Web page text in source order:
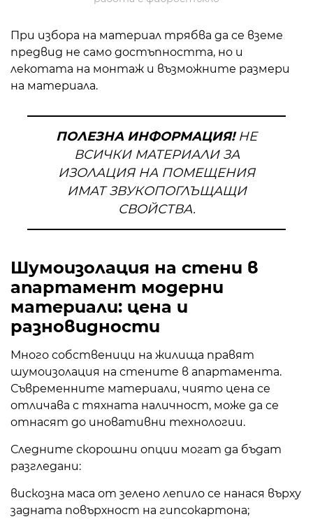
При избора на материал трябва да се вземе
предвид не само достъпността, но и
лекотата на монтаж и възможните размери
на материала.
ПОЛЕЗНА ИНФОРМАЦИЯ!НЕ
ВСИЧКИ МАТЕРИАЛИ ЗА
ИЗОЛАЦИЯ НА ПОМЕЩЕНИЯ
ИМАТ ЗВУКОПОГЛЪЩАЩИ
СВОЙСТВА.
Шумоизолация на стени в
апартамент модерни
материали: цена и
разновидности
Много собственици на жилища правят
шумоизолация на стените в апартамента.
Съвременните материали, чиято цена се
отличава с тяхната наличност, може да се
отнасят до иновативни технологии.
Следните скорошни опции могат да бъдат
разгледани:
вискозна маса от зелено лепило се нанася върху
задната повърхност на гипсокартона;